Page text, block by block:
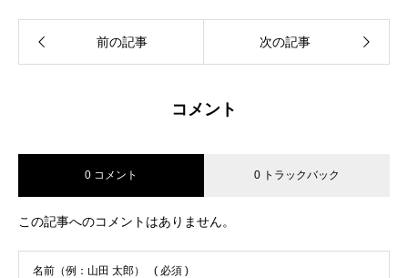
前の記事 次の記事
コメント
0 コメント 0 トラックバック
この記事へのコメントはありません。
名前（例：山田 太郎） ( 必須 )